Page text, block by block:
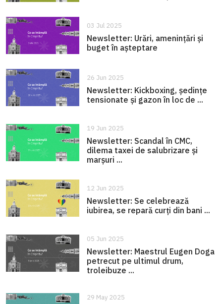
03 Jul 2025
Newsletter: Urări, amenințări și
buget în așteptare
26 Jun 2025
Newsletter: Kickboxing, ședințe
tensionate și gazon în loc de ...
19 Jun 2025
Newsletter: Scandal în CMC,
dilema taxei de salubrizare și
marșuri ...
12 Jun 2025
Newsletter: Se celebrează
iubirea, se repară curți din bani ...
05 Jun 2025
Newsletter: Maestrul Eugen Doga
petrecut pe ultimul drum,
troleibuze ...
29 May 2025